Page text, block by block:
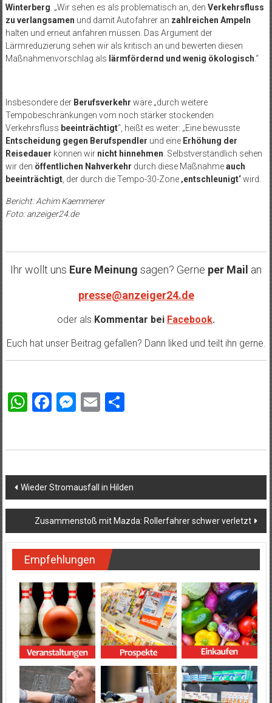
Winterberg . „Wir sehen es als problematisch an, den Verkehrsfluss
zu verlangsamen und damit Autofahrer an zahlreichen Ampeln
halten und erneut anfahren müssen. Das Argument der
Lärmreduzierung sehen wir als kritisch an und bewerten diesen
Maßnahmenvorschlag als lärmfördernd und wenig ökologisch .“
Insbesondere der Berufsverkehr wäre „durch weitere
Tempobeschränkungen vom noch stärker stockenden
Verkehrsfluss beeinträchtigt“, heißt es weiter: „Eine bewusste
Entscheidung gegen Berufspendler und eine Erhöhung der
Reisedauer können wir nicht hinnehmen . Selbstverständlich sehen
wir den öffentlichen Nahverkehr durch diese Maßnahmeauch
beeinträchtigt, der durch die Tempo-30-Zone ‚entschleunigt‘wird.
Bericht: Achim Kaemmerer
Foto: anzeiger24.de
Ihr wollt uns Eure Meinung sagen? Gerne per Mail an
presse@anzeiger24.de
oder als Kommentar bei Facebook.
Euch hat unser Beitrag gefallen? Dann liked und teilt ihn gerne.
WhatsApp
Facebook
Messenger
EmailTeilen
Beitragsnavigation
Wieder Stromausfall in Hilden
Zusammenstoß mit Mazda: Rollerfahrer schwer verletzt
Empfehlungen